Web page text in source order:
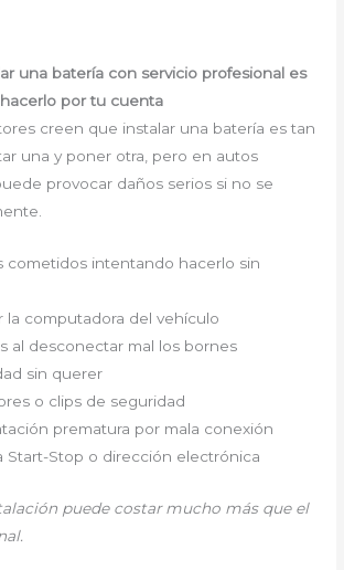
una batería con servicio profesional es
por tu cuenta
creen que instalar una batería es tan
una y poner otra, pero en autos
provocar daños serios si no se
cometidos intentando hacerlo sin
la computadora del vehículo
al desconectar mal los bornes
sin querer
o clips de seguridad
prematura por mala conexión
Start-Stop o dirección electrónica
puede costar mucho más que el